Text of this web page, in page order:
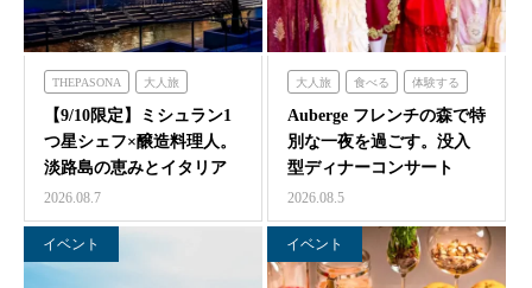
THEPASONA 大人旅
食べる 体験する
【9/10限定】ミシュラン1
つ星シェフ×醸造料理人。
淡路島の恵みとイタリア
料理の感性が交わ…
2026.08.7
大人旅 食べる 体験する
泊まる フレンチの森
Auberge フレンチの森で特
別な一夜を過ごす。没入
型ディナーコンサート
『サロン・ド・モ…
2026.08.5
イベント イベント